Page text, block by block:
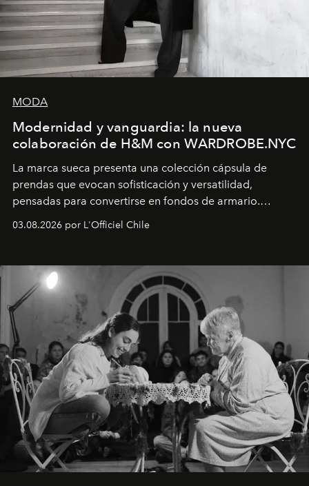
MODA
Modernidad y vanguardia: la nueva
colaboración de H&M con WARDROBE.NYC
La marca sueca presenta una colección cápsula de
prendas que evocan sofisticación y versatilidad,
pensadas para convertirse en fondos de armario.
03.08.2026 por L'Officiel Chile